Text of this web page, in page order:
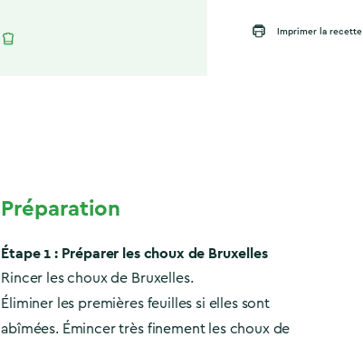
Imprimer la recette
Préparation
Étape 1 : Préparer les choux de Bruxelles
Rincer les choux de Bruxelles.
Éliminer les premières feuilles si elles sont
abîmées. Émincer très finement les choux de